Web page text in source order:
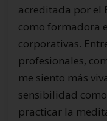
acreditada por el
como formadora
corporativas.
profesionales,
me siento más
sensibilidad
practicar la